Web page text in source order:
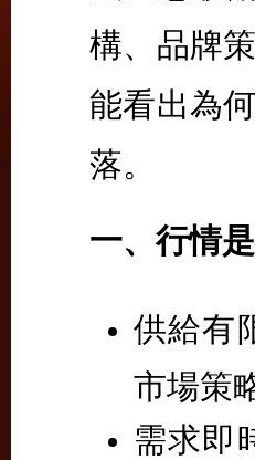
構、品牌
能看出為
落。
一、行情
供給有
市場策
需求即